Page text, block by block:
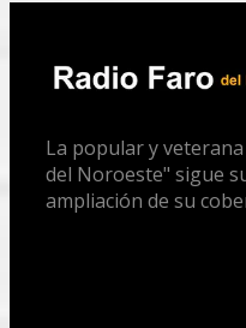
La popular y
del Noroeste" sigue
ampliación de su